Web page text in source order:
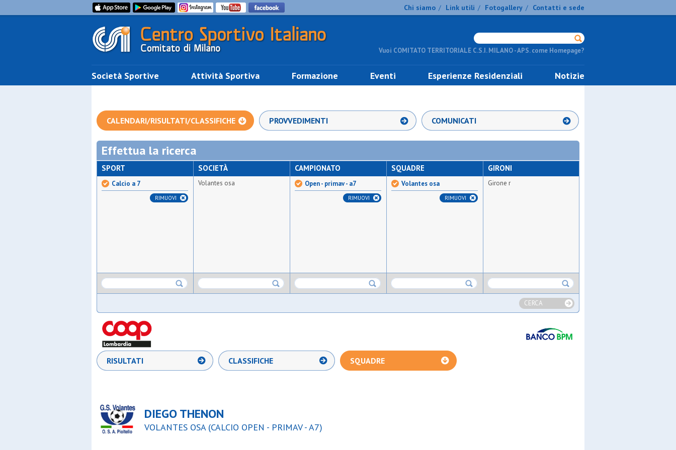
Chi siamo / Link utili / Fotogallery / Contatti e sede
Vuoi COMITATO TERRITORIALE C.S.I. MILANO - APS. come Homepage?
Società Sportive Attività Sportiva Formazione Eventi Esperienze Residenziali Notizie
CALENDARI/RISULTATI/CLASSIFICHE PROVVEDIMENTI COMUNICATI
Effettua la ricerca
SPORT
Calcio a 7
RIMUOVI
SOCIETÀ
Volantes osa
CAMPIONATO
Open - primav - a7
RIMUOVI
SQUADRE
Volantes osa
RIMUOVI
GIRONI
Girone r
CERCA
RISULTATI CLASSIFICHE SQUADRE
DIEGO THENON
VOLANTES OSA (CALCIO OPEN - PRIMAV - A7)